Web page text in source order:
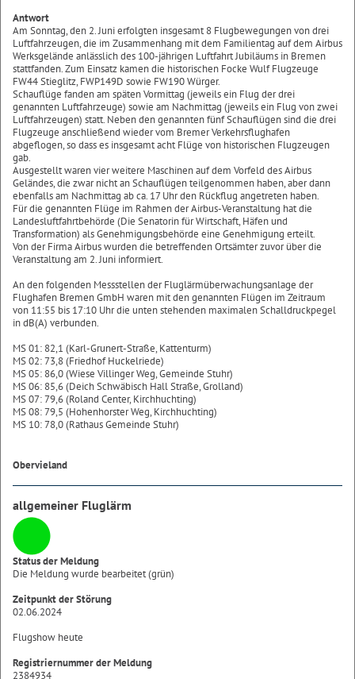
Antwort
Am Sonntag, den 2. Juni erfolgten insgesamt 8 Flugbewegungen von drei
Luftfahrzeugen, die im Zusammenhang mit dem Familientag auf dem Airbus
Werksgelände anlässlich des 100-jährigen Luftfahrt Jubiläums in Bremen
stattfanden. Zum Einsatz kamen die historischen Focke Wulf Flugzeuge
FW44 Stieglitz, FWP149D sowie FW190 Würger.
Schauflüge fanden am späten Vormittag (jeweils ein Flug der drei
genannten Luftfahrzeuge) sowie am Nachmittag (jeweils ein Flug von zwei
Luftfahrzeugen) statt. Neben den genannten fünf Schauflügen sind die drei
Flugzeuge anschließend wieder vom Bremer Verkehrsflughafen
abgeflogen, so dass es insgesamt acht Flüge von historischen Flugzeugen
gab.
Ausgestellt waren vier weitere Maschinen auf dem Vorfeld des Airbus
Geländes, die zwar nicht an Schauflügen teilgenommen haben, aber dann
ebenfalls am Nachmittag ab ca. 17 Uhr den Rückflug angetreten haben.
Für die genannten Flüge im Rahmen der Airbus-Veranstaltung hat die
Landesluftfahrtbehörde (Die Senatorin für Wirtschaft, Häfen und
Transformation) als Genehmigungsbehörde eine Genehmigung erteilt.
Von der Firma Airbus wurden die betreffenden Ortsämter zuvor über die
Veranstaltung am 2. Juni informiert.
An den folgenden Messstellen der Fluglärmüberwachungsanlage der
Flughafen Bremen GmbH waren mit den genannten Flügen im Zeitraum
von 11:55 bis 17:10 Uhr die unten stehenden maximalen Schalldruckpegel
in dB(A) verbunden.
MS 01: 82,1 (Karl-Grunert-Straße, Kattenturm)
MS 02: 73,8 (Friedhof Huckelriede)
MS 05: 86,0 (Wiese Villinger Weg, Gemeinde Stuhr)
MS 06: 85,6 (Deich Schwäbisch Hall Straße, Grolland)
MS 07: 79,6 (Roland Center, Kirchhuchting)
MS 08: 79,5 (Hohenhorster Weg, Kirchhuchting)
MS 10: 78,0 (Rathaus Gemeinde Stuhr)
Obervieland
allgemeiner Fluglärm
Status der Meldung
Die Meldung wurde bearbeitet (grün)
Zeitpunkt der Störung
02.06.2024
Flugshow heute
Registriernummer der Meldung
2384934